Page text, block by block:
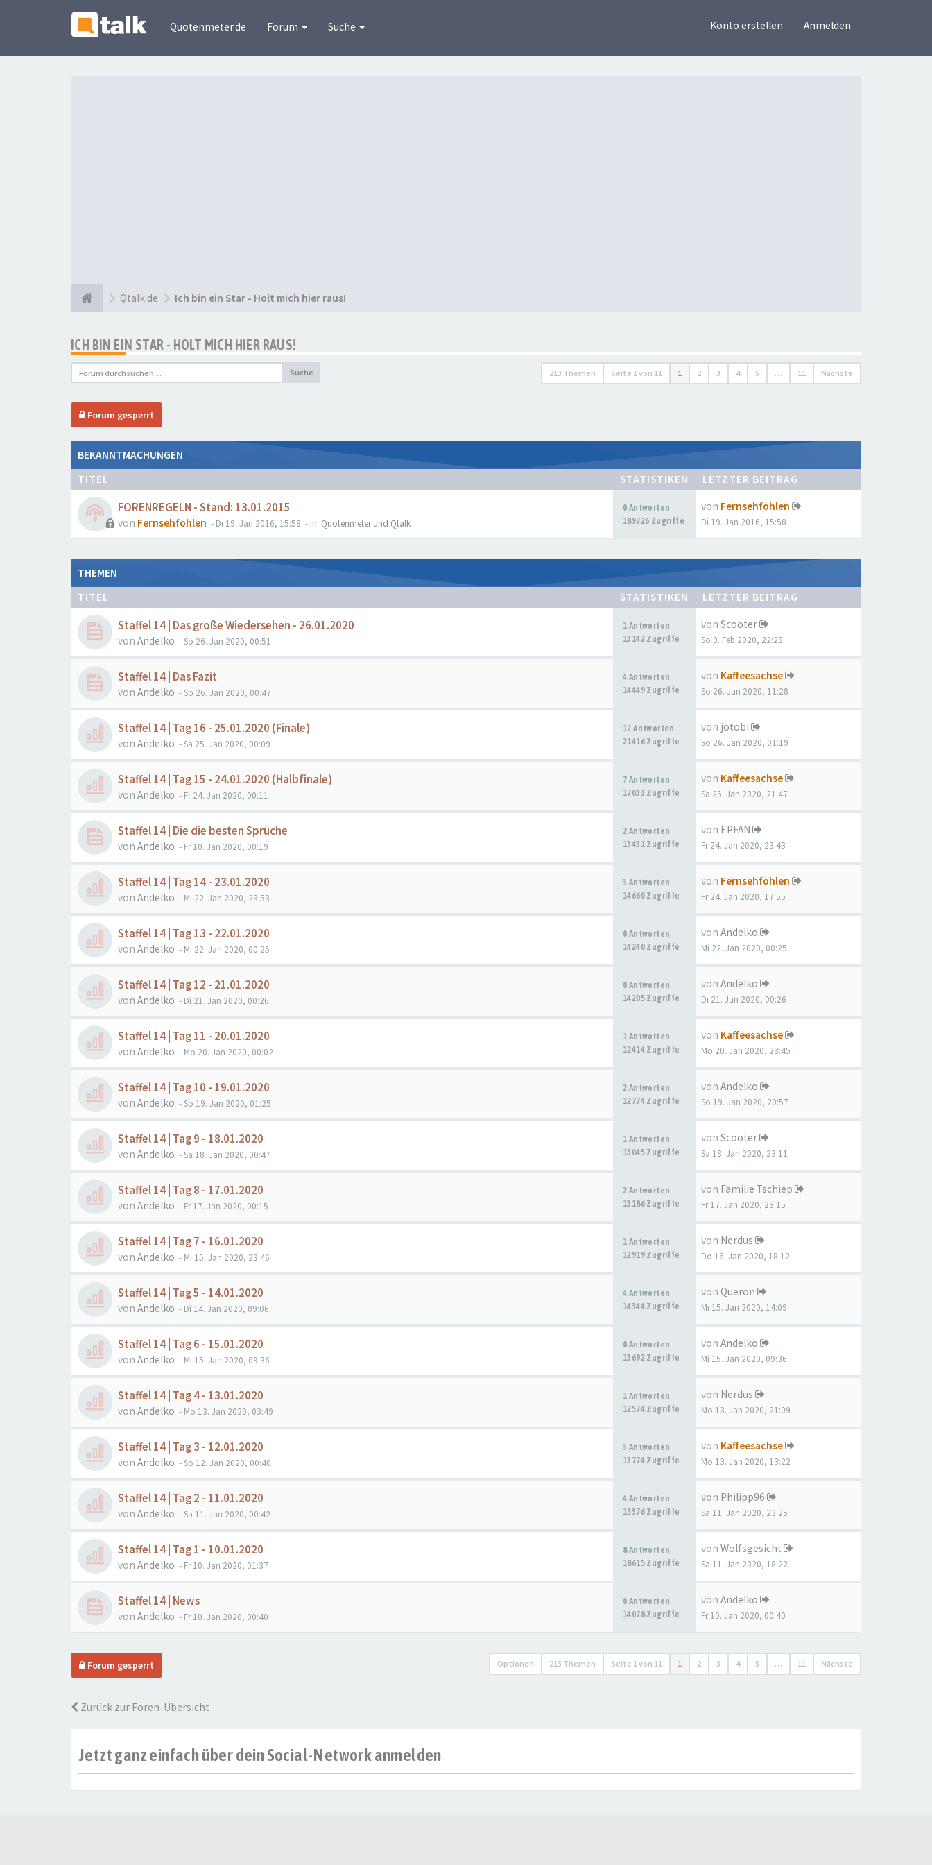
Quotenmeter.de Forum Suche Konto erstellen Anmelden
Qtalk.de Ich bin ein Star - Holt mich hier raus!
ICH BIN EIN STAR - HOLT MICH HIER RAUS!
Suche 213 Themen Seite 1von 11 1 2 3 4 5 … 11 Nächste
Forum gesperrt
BEKANNTMACHUNGEN
TITEL
STATISTIKEN LETZTER BEITRAG
FORENREGELN - Stand: 13.01.2015
von Fernsehfohlen - Di 19. Jan 2016, 15:58 - in: Quotenmeter und Qtalk
0 Antworten
189726 Zugriffe
von Fernsehfohlen
Di 19. Jan 2016, 15:58
THEMEN
TITEL
STATISTIKEN LETZTER BEITRAG
Staffel 14 | Das große Wiedersehen - 26.01.2020
von Andelko - So 26. Jan 2020, 00:51
1 Antworten
13142 Zugriffe
von Scooter
So 9. Feb 2020, 22:28
Staffel 14 | Das Fazit
von Andelko - So 26. Jan 2020, 00:47
4 Antworten
14449 Zugriffe
von Kaffeesachse
So 26. Jan 2020, 11:28
Staffel 14 | Tag 16 - 25.01.2020 (Finale)
von Andelko - Sa 25. Jan 2020, 00:09
12 Antworten
21416 Zugriffe
von jotobi
So 26. Jan 2020, 01:19
Staffel 14 | Tag 15 - 24.01.2020 (Halbfinale)
von Andelko - Fr 24. Jan 2020, 00:11
7 Antworten
17033 Zugriffe
von Kaffeesachse
Sa 25. Jan 2020, 21:47
Staffel 14 | Die die besten Sprüche
von Andelko - Fr 10. Jan 2020, 00:19
2 Antworten
13431 Zugriffe
von EPFAN
Fr 24. Jan 2020, 23:43
Staffel 14 | Tag 14 - 23.01.2020
von Andelko - Mi 22. Jan 2020, 23:53
3 Antworten
14660 Zugriffe
von Fernsehfohlen
Fr 24. Jan 2020, 17:55
Staffel 14 | Tag 13 - 22.01.2020
von Andelko - Mi 22. Jan 2020, 00:25
0 Antworten
14240 Zugriffe
von Andelko
Mi 22. Jan 2020, 00:25
Staffel 14 | Tag 12 - 21.01.2020
von Andelko - Di 21. Jan 2020, 00:26
0 Antworten
14205 Zugriffe
von Andelko
Di 21. Jan 2020, 00:26
Staffel 14 | Tag 11 - 20.01.2020
von Andelko - Mo 20. Jan 2020, 00:02
1 Antworten
12414 Zugriffe
von Kaffeesachse
Mo 20. Jan 2020, 23:45
Staffel 14 | Tag 10 - 19.01.2020
von Andelko - So 19. Jan 2020, 01:25
2 Antworten
12774 Zugriffe
von Andelko
So 19. Jan 2020, 20:57
Staffel 14 | Tag 9 - 18.01.2020
von Andelko - Sa 18. Jan 2020, 00:47
1 Antworten
13045 Zugriffe
von Scooter
Sa 18. Jan 2020, 23:11
Staffel 14 | Tag 8 - 17.01.2020
von Andelko - Fr 17. Jan 2020, 00:15
2 Antworten
13186 Zugriffe
von Familie Tschiep
Fr 17. Jan 2020, 23:15
Staffel 14 | Tag 7 - 16.01.2020
von Andelko - Mi 15. Jan 2020, 23:46
1 Antworten
12919 Zugriffe
von Nerdus
Do 16. Jan 2020, 18:12
Staffel 14 | Tag 5 - 14.01.2020
von Andelko - Di 14. Jan 2020, 09:06
4 Antworten
14344 Zugriffe
von Queron
Mi 15. Jan 2020, 14:09
Staffel 14 | Tag 6 - 15.01.2020
von Andelko - Mi 15. Jan 2020, 09:36
0 Antworten
13692 Zugriffe
von Andelko
Mi 15. Jan 2020, 09:36
Staffel 14 | Tag 4 - 13.01.2020
von Andelko - Mo 13. Jan 2020, 03:49
1 Antworten
12574 Zugriffe
von Nerdus
Mo 13. Jan 2020, 21:09
Staffel 14 | Tag 3 - 12.01.2020
von Andelko - So 12. Jan 2020, 00:40
3 Antworten
13774 Zugriffe
von Kaffeesachse
Mo 13. Jan 2020, 13:22
Staffel 14 | Tag 2 - 11.01.2020
von Andelko - Sa 11. Jan 2020, 00:42
4 Antworten
15376 Zugriffe
von Philipp96
Sa 11. Jan 2020, 23:25
Staffel 14 | Tag 1 - 10.01.2020
von Andelko - Fr 10. Jan 2020, 01:37
8 Antworten
18615 Zugriffe
von Wolfsgesicht
Sa 11. Jan 2020, 18:22
Staffel 14 | News
von Andelko - Fr 10. Jan 2020, 00:40
0 Antworten
14078 Zugriffe
von Andelko
Fr 10. Jan 2020, 00:40
Forum gesperrt Optionen 213 Themen Seite 1von 11 1 2 3 4 5 … 11 Nächste
Zurück zur Foren-Übersicht
Jetzt ganz einfach über dein Social-Network anmelden